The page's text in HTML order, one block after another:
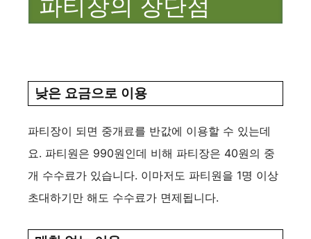
파티장의 장단점
낮은 요금으로 이용
파티장이 되면 중개료를 반값에 이용할 수 있는데
요. 파티원은 990원인데 비해 파티장은 40원의 중
개 수수료가 있습니다. 이마저도 파티원을 1명 이상
초대하기만 해도 수수료가 면제됩니다.